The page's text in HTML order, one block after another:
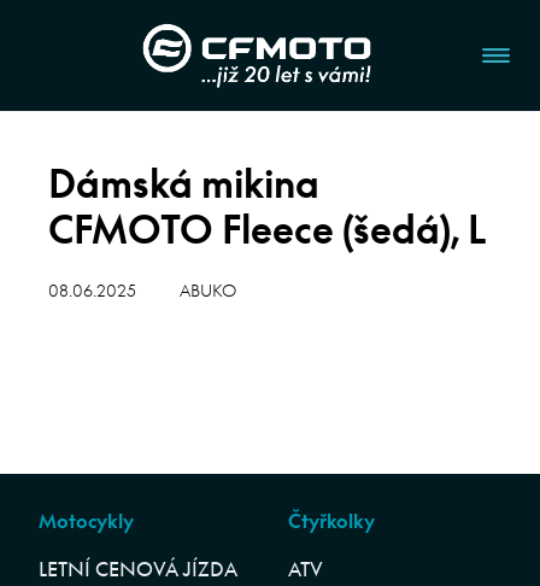
Dámská mikina
CFMOTO Fleece (šedá), L
08.06.2025 ABUKO
Motocykly
LETNÍ CENOVÁ JÍZDA
Čtyřkolky
ATV